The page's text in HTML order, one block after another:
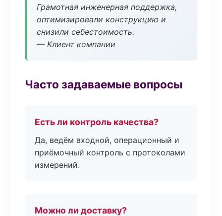
Грамотная инженерная поддержка,
оптимизировали конструкцию и
снизили себестоимость.
— Клиент компании
Часто задаваемые вопросы
Есть ли контроль качества?
Да, ведём входной, операционный и
приёмочный контроль с протоколами
измерений.
Можно ли доставку?